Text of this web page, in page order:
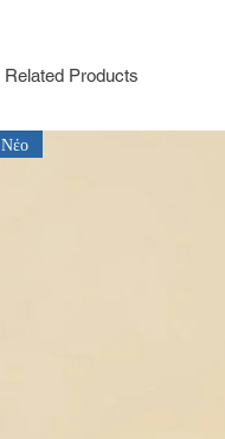
Related Products
Νέο